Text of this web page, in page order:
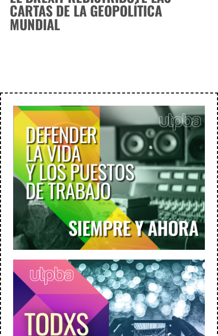
CARTAS DE LA GEOPOLÍTICA
MUNDIAL